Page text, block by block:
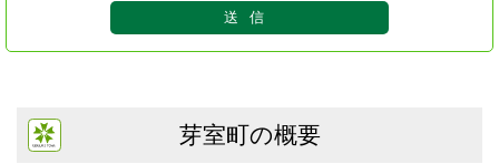
芽室町の概要